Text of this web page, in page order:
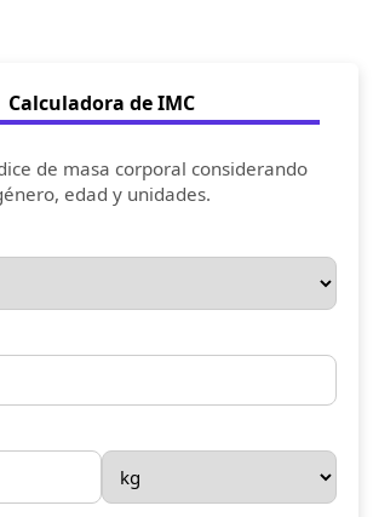
Calculadora de IMC
de masa corporal considerando
edad y unidades.